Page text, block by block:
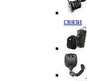
связи